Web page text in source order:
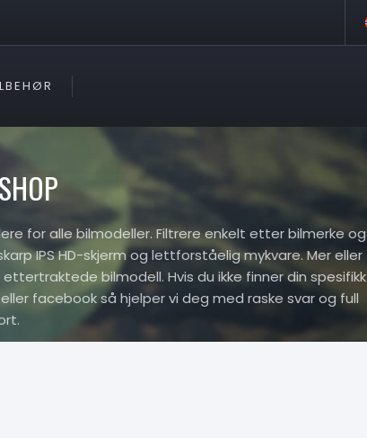
SHOP
for alle bilmodeller. Filtrere enkelt etter bilmerke og
IPS HD-skjerm og lettforståelig mykvare. Mer eller
bilmodell. Hvis du ikke finner din spesifikk
facebook så hjelper vi deg med raske svar og full